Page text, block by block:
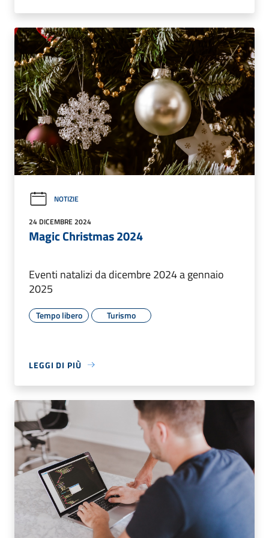
NOTIZIE
24 DICEMBRE 2024
Magic Christmas 2024
Eventi natalizi da dicembre 2024 a gennaio
2025
Tempo libero Turismo
LEGGI DI PIÙ